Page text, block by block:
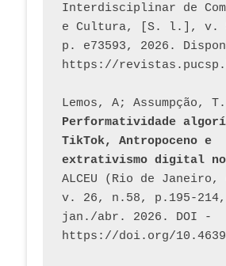
Interdisciplinar de
e Cultura, [S. l.], v.
p. e73593, 2026.
Performatividade
TikTok, Antropoceno e
extrativismo digital
ALCEU (Rio de
v. 26, n.58, p.195-214,
jan./abr. 2026. DOI -
https://doi.org/